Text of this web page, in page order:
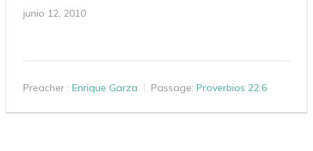
junio 12, 2010
Preacher : Enrique Garza Passage: Proverbios 22:6